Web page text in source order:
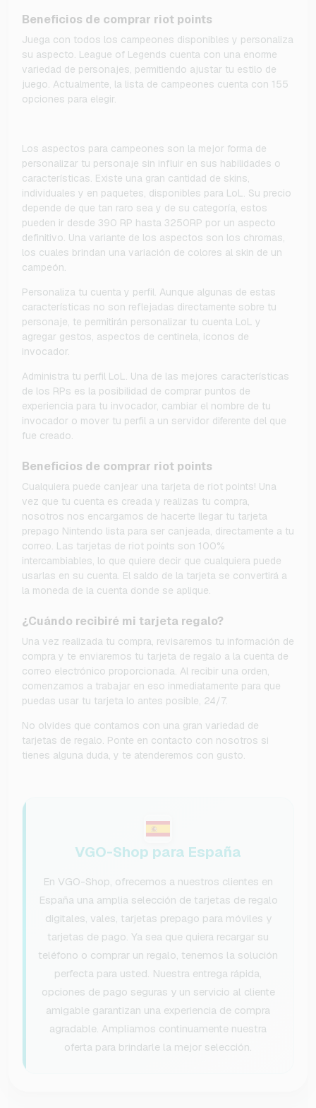
Beneficios de comprar riot points
Juega con todos los campeones disponibles y personaliza
su aspecto. League of Legends cuenta con una enorme
variedad de personajes, permitiendo ajustar tu estilo de
juego. Actualmente, la lista de campeones cuenta con 155
opciones para elegir.
Los aspectos para campeones son la mejor forma de
personalizar tu personaje sin influir en sus habilidades o
características. Existe una gran cantidad de skins,
individuales y en paquetes, disponibles para LoL. Su precio
depende de que tan raro sea y de su categoría, estos
pueden ir desde 390 RP hasta 3250RP por un aspecto
definitivo. Una variante de los aspectos son los chromas,
los cuales brindan una variación de colores al skin de un
campeón.
Personaliza tu cuenta y perfil. Aunque algunas de estas
características no son reflejadas directamente sobre tu
personaje, te permitirán personalizar tu cuenta LoL y
agregar gestos, aspectos de centinela, iconos de
invocador.
Administra tu perfil LoL. Una de las mejores características
de los RPs es la posibilidad de comprar puntos de
experiencia para tu invocador, cambiar el nombre de tu
invocador o mover tu perfil a un servidor diferente del que
fue creado.
Beneficios de comprar riot points
Cualquiera puede canjear una tarjeta de riot points! Una
vez que tu cuenta es creada y realizas tu compra,
nosotros nos encargamos de hacerte llegar tu tarjeta
prepago Nintendo lista para ser canjeada, directamente a tu
correo. Las tarjetas de riot points son 100%
intercambiables, lo que quiere decir que cualquiera puede
usarlas en su cuenta. El saldo de la tarjeta se convertirá a
la moneda de la cuenta donde se aplique.
¿Cuándo recibiré mi tarjeta regalo?
Una vez realizada tu compra, revisaremos tu información de
compra y te enviaremos tu tarjeta de regalo a la cuenta de
correo electrónico proporcionada. Al recibir una orden,
comenzamos a trabajar en eso inmediatamente para que
puedas usar tu tarjeta lo antes posible, 24/7.
No olvides que contamos con una gran variedad de
tarjetas de regalo. Ponte en contacto con nosotros si
tienes alguna duda, y te atenderemos con gusto.
VGO-Shop para España
En VGO-Shop, ofrecemos a nuestros clientes en
España una amplia selección de tarjetas de regalo
digitales, vales, tarjetas prepago para móviles y
tarjetas de pago. Ya sea que quiera recargar su
teléfono o comprar un regalo, tenemos la solución
perfecta para usted. Nuestra entrega rápida,
opciones de pago seguras y un servicio al cliente
amigable garantizan una experiencia de compra
agradable. Ampliamos continuamente nuestra
oferta para brindarle la mejor selección.